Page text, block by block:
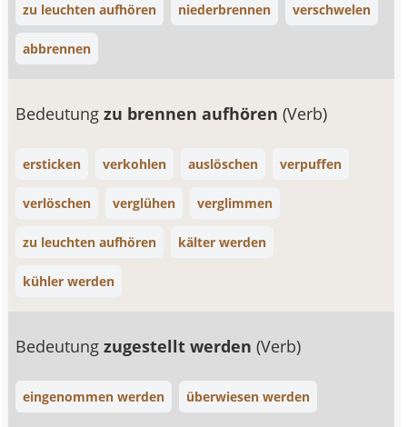
zu leuchten aufhören niederbrennen verschwelen
abbrennen
Bedeutungzu brennen aufhören(Verb)
ersticken verkohlen auslöschen verpuffen
verlöschen verglühen verglimmen
zu leuchten aufhören kälter werden
kühler werden
Bedeutungzugestellt werden(Verb)
eingenommen werden überwiesen werden